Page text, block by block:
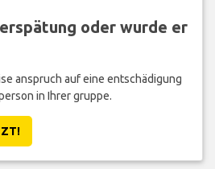
oder wurde er
anspruch auf eine entschädigung
in Ihrer gruppe.